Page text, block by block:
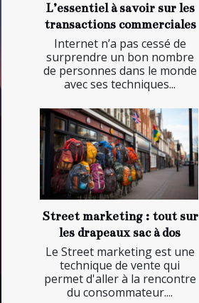
L’essentiel à savoir sur les
transactions commerciales
Internet n’a pas cessé de
surprendre un bon nombre
de personnes dans le monde
avec ses techniques...
Street marketing : tout sur
les drapeaux sac à dos
Le Street marketing est une
technique de vente qui
permet d'aller à la rencontre
du consommateur....